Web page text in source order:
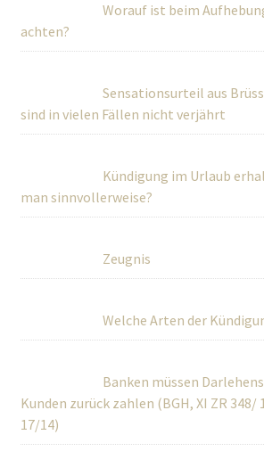
Worauf ist beim
achten?
Sensationsurteil aus
sind in vielen Fällen nicht verjährt
Kündigung im Urlaub
man sinnvollerweise?
Zeugnis
Welche Arten der
Banken müssen
Kunden zurück zahlen (BGH, XI ZR 348/
17/14)